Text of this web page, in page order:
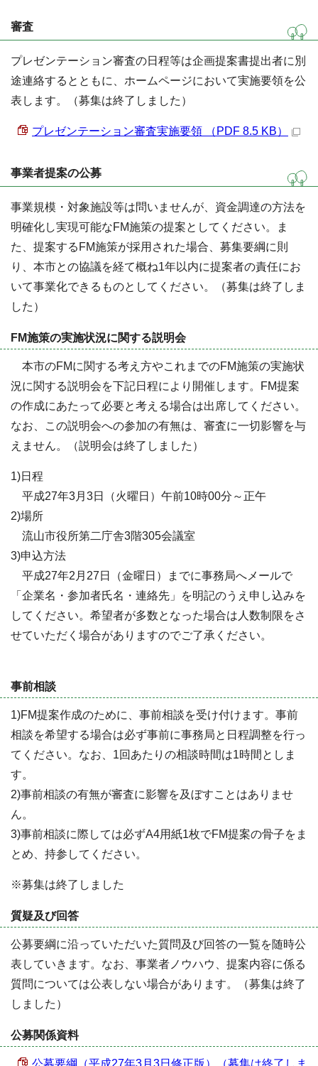
審査
プレゼンテーション審査の日程等は企画提案書提出者に別
途連絡するとともに、ホームページにおいて実施要領を公
表します。（募集は終了しました）
プレゼンテーション審査実施要領 （PDF 8.5 KB）
事業者提案の公募
事業規模・対象施設等は問いませんが、資金調達の方法を
明確化し実現可能なFM施策の提案としてください。ま
た、提案するFM施策が採用された場合、募集要綱に則
り、本市との協議を経て概ね1年以内に提案者の責任にお
いて事業化できるものとしてください。（募集は終了しま
した）
FM施策の実施状況に関する説明会
本市のFMに関する考え方やこれまでのFM施策の実施状
況に関する説明会を下記日程により開催します。FM提案
の作成にあたって必要と考える場合は出席してください。
なお、この説明会への参加の有無は、審査に一切影響を与
えません。（説明会は終了しました）
1)日程
平成27年3月3日（火曜日）午前10時00分～正午
2)場所
流山市役所第二庁舎3階305会議室
3)申込方法
平成27年2月27日（金曜日）までに事務局へメールで
「企業名・参加者氏名・連絡先」を明記のうえ申し込みを
してください。希望者が多数となった場合は人数制限をさ
せていただく場合がありますのでご了承ください。
事前相談
1)FM提案作成のために、事前相談を受け付けます。事前
相談を希望する場合は必ず事前に事務局と日程調整を行っ
てください。なお、1回あたりの相談時間は1時間としま
す。
2)事前相談の有無が審査に影響を及ぼすことはありませ
ん。
3)事前相談に際しては必ずA4用紙1枚でFM提案の骨子をま
とめ、持参してください。
※募集は終了しました
質疑及び回答
公募要綱に沿っていただいた質問及び回答の一覧を随時公
表していきます。なお、事業者ノウハウ、提案内容に係る
質問については公表しない場合があります。（募集は終了
しました）
公募関係資料